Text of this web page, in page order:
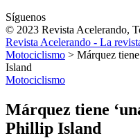
Síguenos
© 2023 Revista Acelerando,
Revista Acelerando - La
Motociclismo > Márquez
Island
Motociclismo
Márquez tiene
Phillip Island